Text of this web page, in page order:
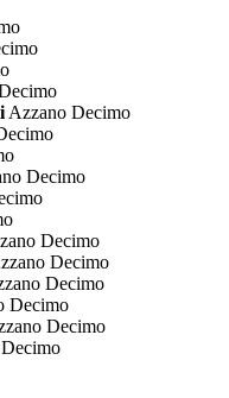
Azzano Decimo
Decimo
Decimo
Decimo
Decimo
Decimo
Decimo